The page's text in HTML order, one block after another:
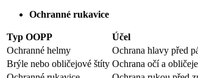
Ochranné rukavice
Typ OOPP
Účel
Ochranné helmy
Ochrana hlavy před
Brýle nebo obličejové štíty Ochrana očí a